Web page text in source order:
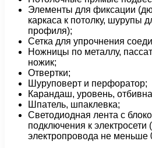
Элементы для фиксации
каркаса к потолку, шурупы
профиля);
Сетка для упрочнения
Ножницы по металлу,
ножик;
Отвертки;
Шуруповерт и перфоратор;
Карандаш, уровень,
Шпатель, шпаклевка;
Светодиодная лента с
подключения к электросети
электропровода не меньше